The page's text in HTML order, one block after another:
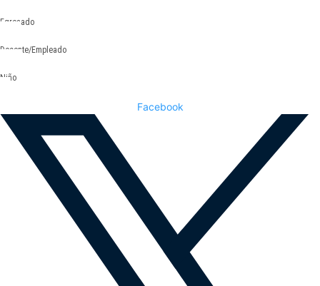
Egresado
Docente/Empleado
Niño
Facebook